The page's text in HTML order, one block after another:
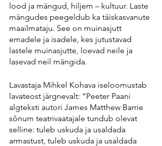
lood ja mängud, hiljem – kultuur. Laste
mängudes peegeldub ka täiskasvanute
maailmataju. See on muinasjutt
emadele ja isadele, kes jutustavad
lastele muinasjutte, loevad neile ja
lasevad neil mängida.
Lavastaja Mihkel Kohava iseloomustab
lavateost järgnevalt: “Peeter Paani
algteksti autori James Matthew Barrie
sõnum teatrivaatajale tundub olevat
selline: tuleb uskuda ja usaldada
armastust, tuleb uskuda ja usaldada